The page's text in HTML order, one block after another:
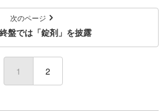
次のページ
盤では「錠剤」を披露
1 (current)
2